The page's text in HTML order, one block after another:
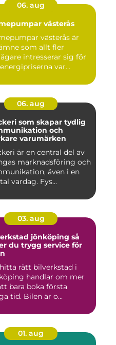
06. aug
västerås
västerås är
som allt fler
intresserar sig för
var...
06. aug
som skapar tydlig
och
varumärken
är en central del av
marknadsföring och
även i en
vardag. Fys...
03. aug
jönköping så
du trygg service för
rätt bilverkstad i
handlar om mer
bara boka första
tid. Bilen är o...
01. aug